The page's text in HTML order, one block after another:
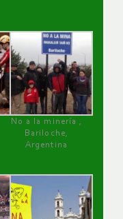
No a la minería ,
Bariloche,
Argentina